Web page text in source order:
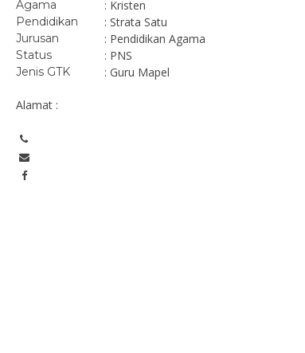
Agama : Kristen
Pendidikan : Strata Satu
Jurusan : Pendidikan Agama
Status : PNS
Jenis GTK : Guru Mapel
Alamat :